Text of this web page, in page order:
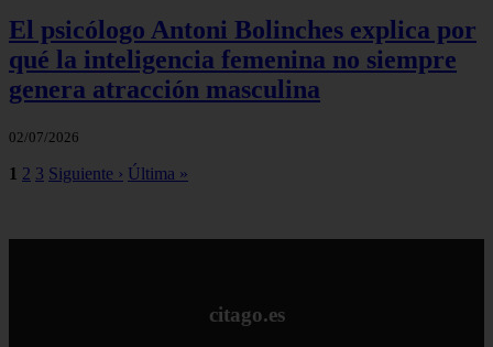
El psicólogo Antoni Bolinches explica por
qué la inteligencia femenina no siempre
genera atracción masculina
02/07/2026
1 2 3 Siguiente › Última »
citago.es